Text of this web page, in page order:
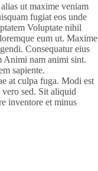
ut maxime veniam
fugiat eos unde
Voluptate nihil
eum ut. Maxime
Consequatur eius
Animi nam animi sint.
sapiente.
at culpa fuga. Modi est
sed. Sit aliquid
inventore et minus